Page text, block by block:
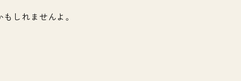
しれませんよ。